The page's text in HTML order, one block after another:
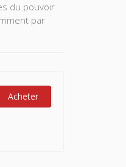
du pouvoir
par
Acheter